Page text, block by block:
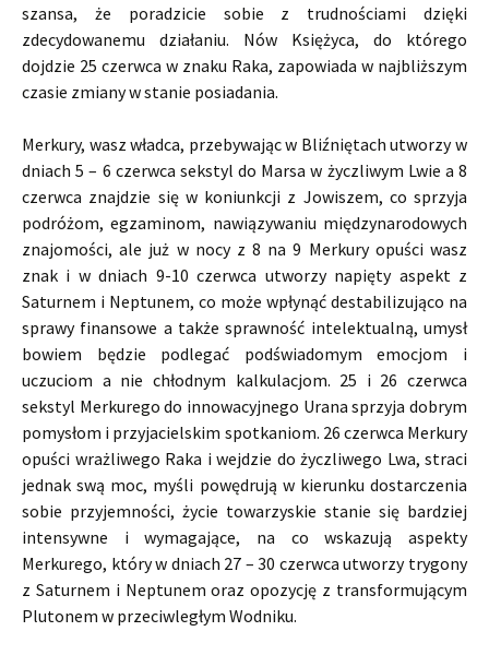
szansa, że poradzicie sobie z trudnościami dzięki
zdecydowanemu działaniu. Nów Księżyca, do którego
dojdzie 25 czerwca w znaku Raka, zapowiada w najbliższym
czasie zmiany w stanie posiadania.
Merkury, wasz władca, przebywając w Bliźniętach utworzy w
dniach 5 – 6 czerwca sekstyl do Marsa w życzliwym Lwie a 8
czerwca znajdzie się w koniunkcji z Jowiszem, co sprzyja
podróżom, egzaminom, nawiązywaniu międzynarodowych
znajomości, ale już w nocy z 8 na 9 Merkury opuści wasz
znak i w dniach 9-10 czerwca utworzy napięty aspekt z
Saturnem i Neptunem, co może wpłynąć destabilizująco na
sprawy finansowe a także sprawność intelektualną, umysł
bowiem będzie podlegać podświadomym emocjom i
uczuciom a nie chłodnym kalkulacjom. 25 i 26 czerwca
sekstyl Merkurego do innowacyjnego Urana sprzyja dobrym
pomysłom i przyjacielskim spotkaniom. 26 czerwca Merkury
opuści wrażliwego Raka i wejdzie do życzliwego Lwa, straci
jednak swą moc, myśli powędrują w kierunku dostarczenia
sobie przyjemności, życie towarzyskie stanie się bardziej
intensywne i wymagające, na co wskazują aspekty
Merkurego, który w dniach 27 – 30 czerwca utworzy trygony
z Saturnem i Neptunem oraz opozycję z transformującym
Plutonem w przeciwległym Wodniku.